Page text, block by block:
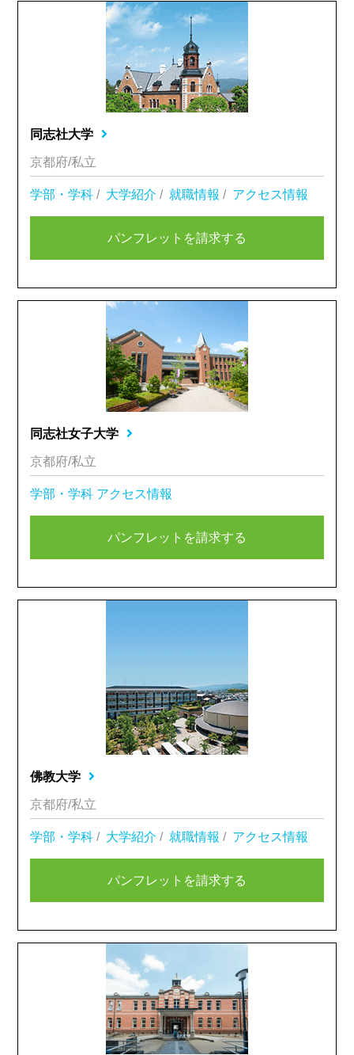
同志社大学
京都府/私立
学部・学科 / 大学紹介 / 就職情報 / アクセス情報
パンフレットを請求する
同志社女子大学
京都府/私立
学部・学科 アクセス情報
パンフレットを請求する
佛教大学
京都府/私立
学部・学科 / 大学紹介 / 就職情報 / アクセス情報
パンフレットを請求する